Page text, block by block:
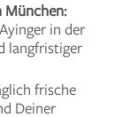
in der
langfristiger
frische
Deiner